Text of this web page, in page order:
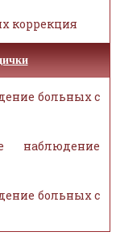
коррекция
больных с
наблюдение
больных с